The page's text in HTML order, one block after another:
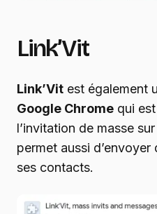
Link’Vit
Link’Vit est également
Google Chrome qui
l’invitation de masse sur
permet aussi
ses contacts.